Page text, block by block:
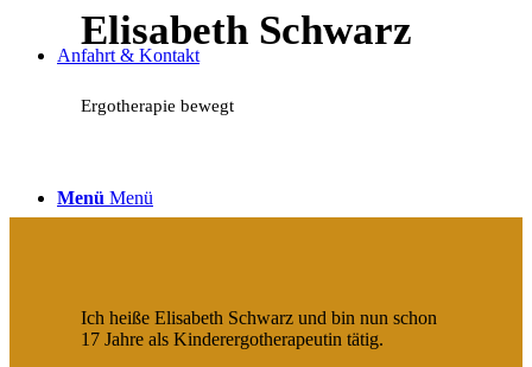
Anfahrt & Kontakt
Menü Menü
Elisabeth Schwarz
Ergotherapie bewegt
Ich heiße Elisabeth Schwarz und bin nun schon
17 Jahre als Kinderergotherapeutin tätig.